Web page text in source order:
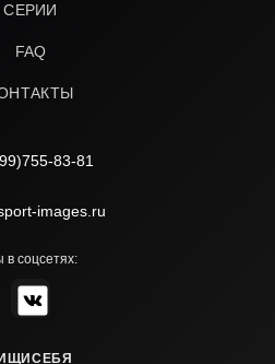
СЕРИИ
FAQ
83-81
images.ru
в соцсетях: